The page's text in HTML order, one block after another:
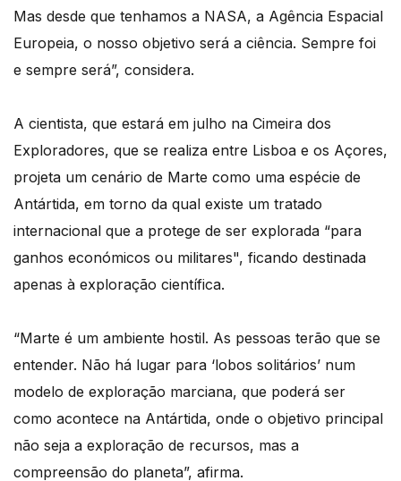
Mas desde que tenhamos a NASA, a Agência Espacial
Europeia, o nosso objetivo será a ciência. Sempre foi
e sempre será”, considera.
A cientista, que estará em julho na Cimeira dos
Exploradores, que se realiza entre Lisboa e os Açores,
projeta um cenário de Marte como uma espécie de
Antártida, em torno da qual existe um tratado
internacional que a protege de ser explorada “para
ganhos económicos ou militares", ficando destinada
apenas à exploração científica.
“Marte é um ambiente hostil. As pessoas terão que se
entender. Não há lugar para ‘lobos solitários’ num
modelo de exploração marciana, que poderá ser
como acontece na Antártida, onde o objetivo principal
não seja a exploração de recursos, mas a
compreensão do planeta”, afirma.